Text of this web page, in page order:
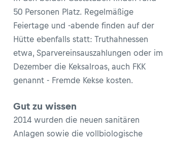
50 Personen Platz. Regelmäßige
Feiertage und -abende finden auf der
Hütte ebenfalls statt: Truthahnessen
etwa, Sparvereinsauszahlungen oder im
Dezember die Keksalroas, auch FKK
genannt - Fremde Kekse kosten.
Gut zu wissen
2014 wurden die neuen sanitären
Anlagen sowie die vollbiologische